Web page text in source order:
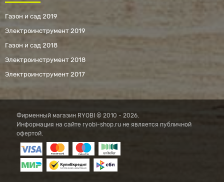
Газон и сад 2019
Электроинструмент 2019
Газон и сад 2018
Электроинструмент 2018
Электроинструмент 2017
Фирменный магазин RYOBI © 2010 - 2026.
Информация на сайте ryobi-shop.ru не является публичной
офертой.